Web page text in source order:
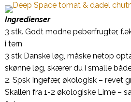
Ingredienser
3 stk. Godt modne peberfrugter,
i tern
3 stk Danske løg, måske netop
skønne løg, skærer du i smalle
2. Spsk Ingefær, økologisk – revet
Skallen fra 1-2 økologiske Lime –